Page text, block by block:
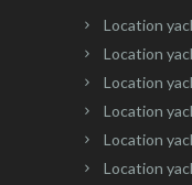
Location
Location
Location
Location
Location
Location